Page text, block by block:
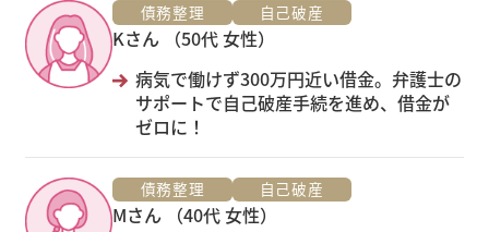
債務整理 自己破産
Kさん （50代 女性）
病気で働けず300万円近い借金。弁護士の
サポートで自己破産手続を進め、借金が
ゼロに！
債務整理 自己破産
Mさん （40代 女性）